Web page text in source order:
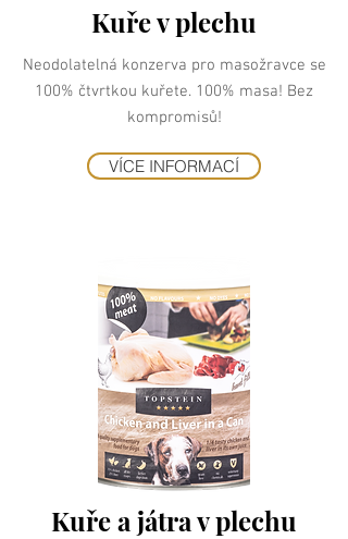
Kuře v plechu
Neodolatelná konzerva pro masožravce se
100% čtvrtkou kuřete. 100% masa! Bez
kompromisů!
VÍCE INFORMACÍ
Kuře a játra v plechu